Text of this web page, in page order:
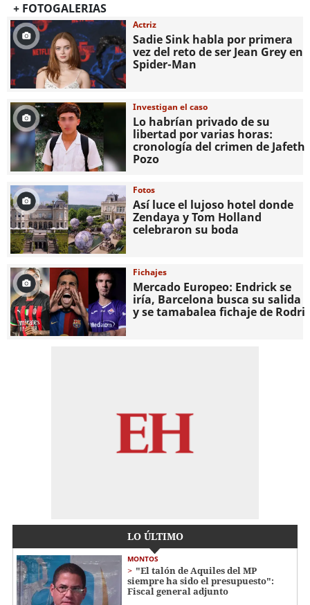
+ FOTOGALERIAS
Actriz
Sadie Sink habla por primera
vez del reto de ser Jean Grey en
Spider-Man
Investigan el caso
Lo habrían privado de su
libertad por varias horas:
cronología del crimen de Jafeth
Pozo
Fotos
Así luce el lujoso hotel donde
Zendaya y Tom Holland
celebraron su boda
Fichajes
Mercado Europeo: Endrick se
iría, Barcelona busca su salida
y se tamabalea fichaje de Rodri
LO ÚLTIMO
MONTOS
"El talón de Aquiles del MP
siempre ha sido el presupuesto":
Fiscal general adjunto